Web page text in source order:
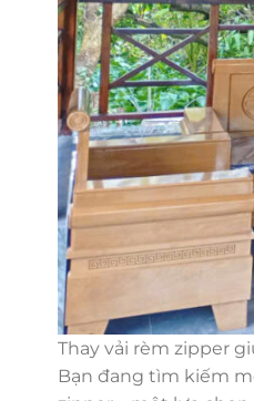
Thay vải rèm zipper
Bạn đang tìm kiếm